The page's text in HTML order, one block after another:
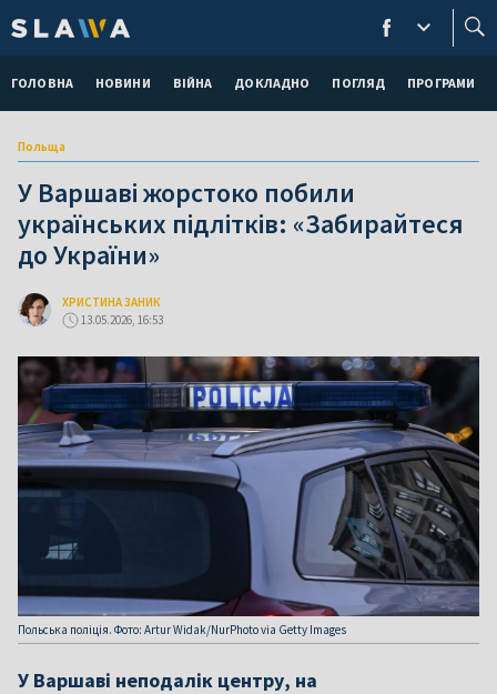
ГОЛОВНА НОВИНИ ВІЙНА ДОКЛАДНО ПОГЛЯД ПРОГРАМИ
Польща
У Варшаві жорстоко побили
українських підлітків: «Забирайтеся
до України»
ХРИСТИНА ЗАНИК
13.05.2026, 16:53
Польська поліція. Фото: Artur Widak/NurPhoto via Getty Images
У Варшаві неподалік центру, на